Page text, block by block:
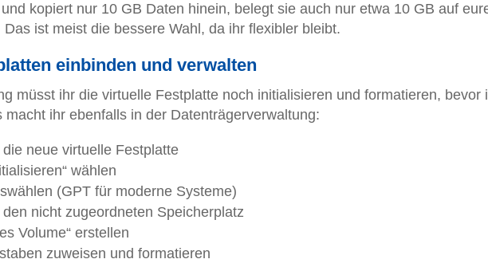
kopiert nur 10 GB Daten hinein, belegt sie auch nur etwa 10 GB auf
ist meist die bessere Wahl, da ihr flexibler bleibt.
einbinden und verwalten
müsst ihr die virtuelle Festplatte noch initialisieren und formatieren, bevor
macht ihr ebenfalls in der Datenträgerverwaltung:
neue virtuelle Festplatte
wählen
(GPT für moderne Systeme)
nicht zugeordneten Speicherplatz
Volume“ erstellen
zuweisen und formatieren